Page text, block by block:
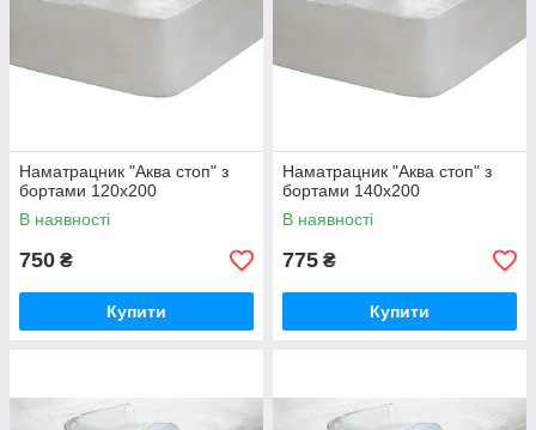
Наматрацник "Аква стоп" з
бортами 120х200
В наявності
750 ₴
Купити
Наматрацник "Аква стоп" з
бортами 140х200
В наявності
775 ₴
Купити